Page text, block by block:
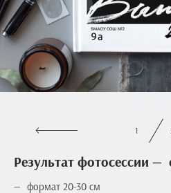
1
Результат фотосессии —
формат 20-30 см